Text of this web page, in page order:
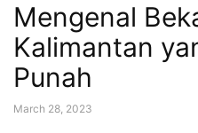
Mengenal
Kalimantan
Punah
March 28, 2023